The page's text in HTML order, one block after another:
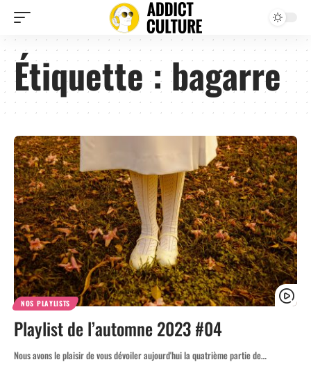
Étiquette :bagarre
NOS PLAYLISTS
Playlist de l’automne 2023 #04
Nous avons le plaisir de vous dévoiler aujourd'hui la quatrième partie de…